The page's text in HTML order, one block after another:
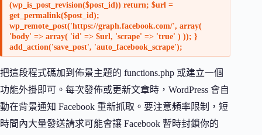
(wp_is_post_revision($post_id)) return; $url =
get_permalink($post_id);
wp_remote_post('https://graph.facebook.com/', array(
'body' => array( 'id' => $url, 'scrape' => 'true' ) )); }
add_action('save_post', 'auto_facebook_scrape');
把這段程式碼加到佈景主題的 functions.php 或建立一個
功能外掛即可。每次發佈或更新文章時，WordPress 會自
動在背景通知 Facebook 重新抓取。要注意頻率限制，短
時間內大量發送請求可能會讓 Facebook 暫時封鎖你的